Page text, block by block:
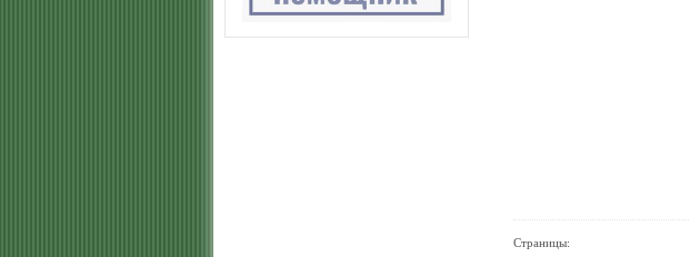
Страницы: